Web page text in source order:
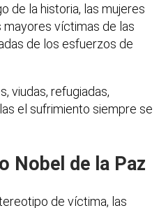
de la historia, las mujeres
mayores víctimas de las
de los esfuerzos de
viudas, refugiadas,
el sufrimiento siempre se
Nobel de la Paz
de víctima, las